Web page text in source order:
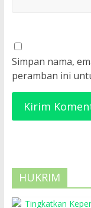
Simpan nama,
peramban ini
HUKRIM